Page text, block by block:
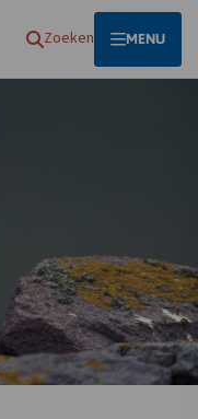
Zoeken OPEN
MENU